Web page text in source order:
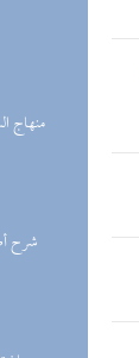
(17)